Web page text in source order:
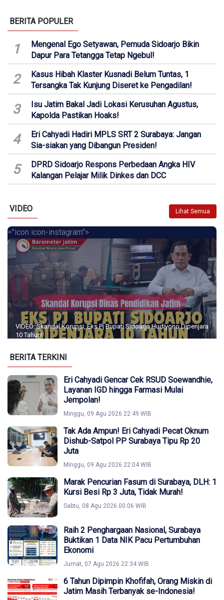
BERITA POPULER
1
Mengenal Ego Setyawan, Pemuda Sidoarjo Bikin
Dapur Para Tetangga Tetap Ngebul!
2
Kasus Hibah Klaster Kusnadi Belum Tuntas, 1
Tersangka Tak Kunjung Diseret ke Pengadilan!
3
Isu Jatim Bakal Jadi Lokasi Kerusuhan Agustus,
Kapolda Pastikan Hoaks!
4
Eri Cahyadi Hadiri MPLS SRT 2 Surabaya: Jangan
Sia-siakan yang Dibangun Presiden!
5
DPRD Sidoarjo Respons Perbedaan Angka HIV
Kalangan Pelajar Milik Dinkes dan DCC
VIDEO Lihat Semua
="icon icon-instagram">
VIDEO: Skandal Korupsi, Eks Pj Bupati Sidoarjo Hudiyono Dipenjara
10 Tahun!
BERITA TERKINI
Eri Cahyadi Gencar Cek RSUD Soewandhie,
Layanan IGD hingga Farmasi Mulai
Jempolan!
Minggu, 09 Agu 2026 22:49 WIB
Tak Ada Ampun! Eri Cahyadi Pecat Oknum
Dishub-Satpol PP Surabaya Tipu Rp 20
Juta
Minggu, 09 Agu 2026 22:04 WIB
Marak Pencurian Fasum di Surabaya, DLH: 1
Kursi Besi Rp 3 Juta, Tidak Murah!
Sabtu, 08 Agu 2026 00:06 WIB
Raih 2 Penghargaan Nasional, Surabaya
Buktikan 1 Data NIK Pacu Pertumbuhan
Ekonomi
Jumat, 07 Agu 2026 22:34 WIB
6 Tahun Dipimpin Khofifah, Orang Miskin di
Jatim Masih Terbanyak se-Indonesia!